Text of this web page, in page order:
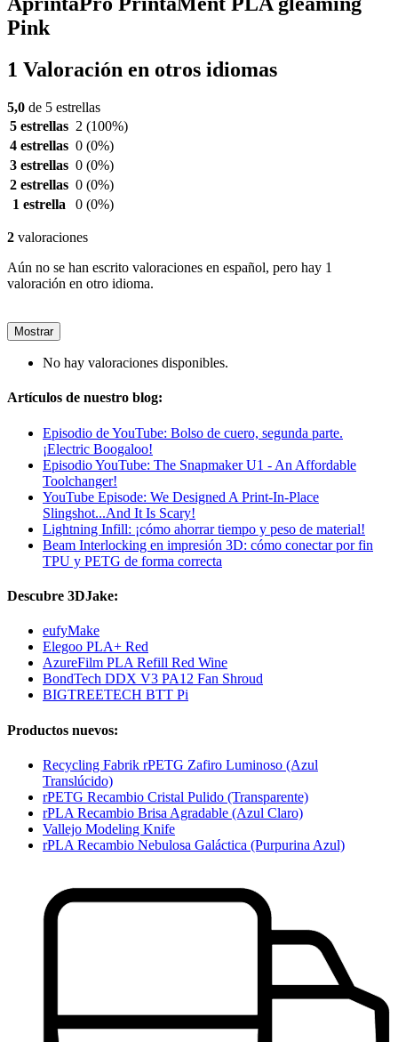
Pink
1 Valoración en otros idiomas
5,0 de 5 estrellas
5 estrellas 2 (100%)
4 estrellas 0 (0%)
3 estrellas 0 (0%)
2 estrellas 0 (0%)
1 estrella
0 (0%)
2 valoraciones
Aún no se han escrito valoraciones en español, pero hay 1
valoración en otro idioma.
Mostrar
No hay valoraciones disponibles.
Artículos de nuestro blog:
Episodio de YouTube: Bolso de cuero, segunda parte.
¡Electric Boogaloo!
Episodio YouTube: The Snapmaker U1 - An Affordable
Toolchanger!
YouTube Episode: We Designed A Print-In-Place
Slingshot...And It Is Scary!
Lightning Infill: ¡cómo ahorrar tiempo y peso de material!
Beam Interlocking en impresión 3D: cómo conectar por fin
TPU y PETG de forma correcta
Descubre 3DJake:
eufyMake
Elegoo PLA+ Red
AzureFilm PLA Refill Red Wine
BondTech DDX V3 PA12 Fan Shroud
BIGTREETECH BTT Pi
Productos nuevos:
Recycling Fabrik rPETG Zafiro Luminoso (Azul
Translúcido)
rPETG Recambio Cristal Pulido (Transparente)
rPLA Recambio Brisa Agradable (Azul Claro)
Vallejo Modeling Knife
rPLA Recambio Nebulosa Galáctica (Purpurina Azul)